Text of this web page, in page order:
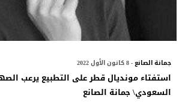
جمانة الصانع- 8 كانون الأول 2022
استفتاء مونديال قطر على التطبيع يرعب
السعودي\ جمانة الصانع